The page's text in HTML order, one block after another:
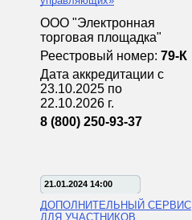
ООО "Электронная
торговая площадка"
Реестровый номер: 79-К
Дата аккредитации с
23.10.2025 по
22.10.2026 г.
8 (800) 250-93-37
21.01.2024 14:00
ДОПОЛНИТЕЛЬНЫЙ СЕРВИС
ДЛЯ УЧАСТНИКОВ